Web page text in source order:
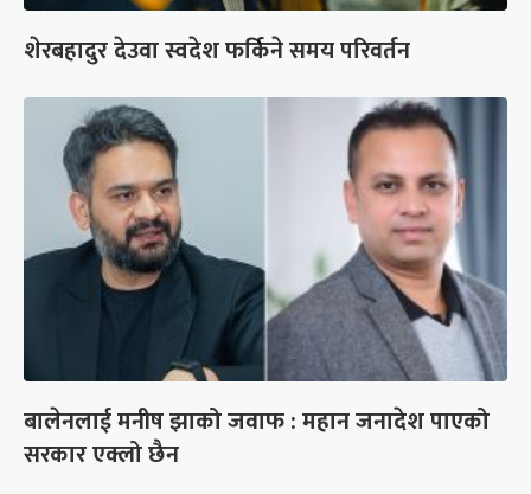
शेरबहादुर देउवा स्वदेश फर्किने समय परिवर्तन
बालेनलाई मनीष झाको जवाफ : महान जनादेश पाएको
सरकार एक्लो छैन